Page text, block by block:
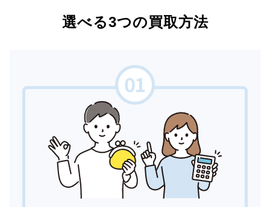
選べる3つの買取方法